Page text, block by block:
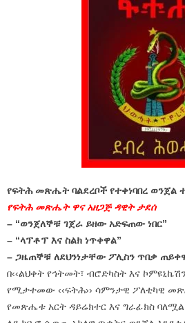
የፍትሕ መጽሔት ባልደረቦች የተቀነባበረ ወንጀል
የፍትሕ መጽሔት ዋና አዘጋጅ ዳዊት ታደሰ
– “ወንጀለኞቹ ገጀራ ይዘው አድፍጠው ነበር”
– “ላፕቶፕ እና ስልክ ነጥቀዋል”
– ጋዜጠኞቹ ለደህንነታቸው ፖሊስን ጥበቃ
በ‹‹ልህቀት የኅትመት፣ ብሮድካስት እና
የሚታተመው ‹‹ፍትሕ›› ሳምንታዊ ፖለቲካዊ
የመጽሔቱ አርት ዳይሬክተር እና ግራፊክስ